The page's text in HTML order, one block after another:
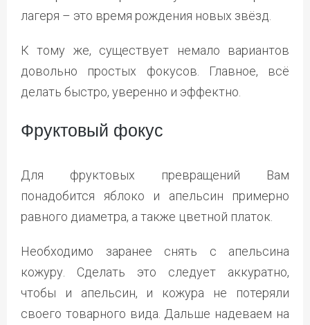
лагеря – это время рождения новых звёзд.
К тому же, существует немало вариантов
довольно простых фокусов. Главное, всё
делать быстро, уверенно и эффектно.
Фруктовый фокус
Для фруктовых превращений Вам
понадобится яблоко и апельсин примерно
равного диаметра, а также цветной платок.
Необходимо заранее снять с апельсина
кожуру. Сделать это следует аккуратно,
чтобы и апельсин, и кожура не потеряли
своего товарного вида. Дальше надеваем на